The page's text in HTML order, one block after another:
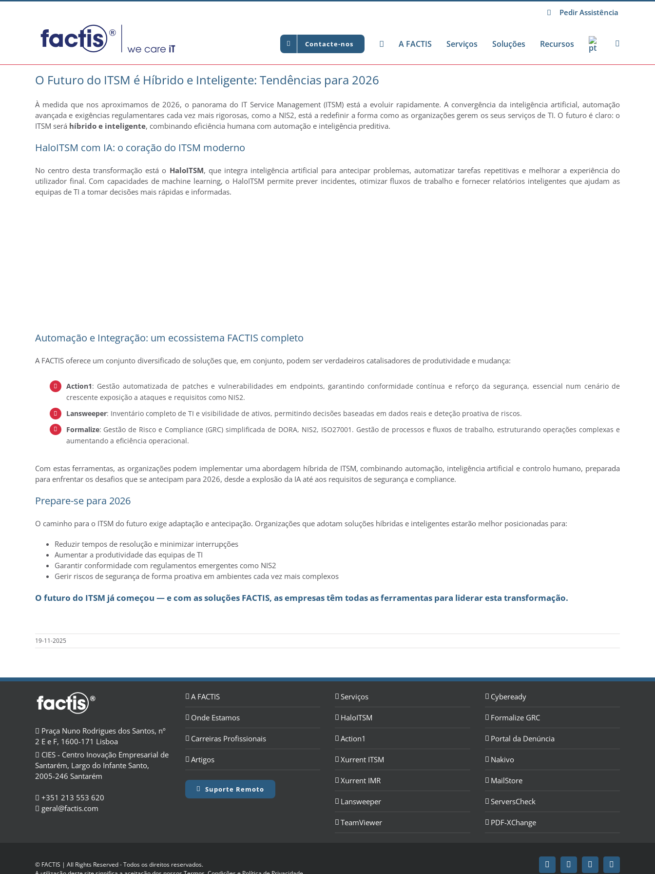
Pedir Assistência
Contacte-nos A FACTIS Serviços Soluções Recursos
O Futuro do ITSM é Híbrido e Inteligente: Tendências para 2026
À medida que nos aproximamos de 2026, o panorama do IT Service Management (ITSM) está a evoluir rapidamente. A convergência da inteligência artificial, automação
avançada e exigências regulamentares cada vez mais rigorosas, como a NIS2, está a redefinir a forma como as organizações gerem os seus serviços de TI. O futuro é claro: o
ITSM será híbrido e inteligente, combinando eficiência humana com automação e inteligência preditiva.
HaloITSM com IA: o coração do ITSM moderno
No centro desta transformação está o HaloITSM, que integra inteligência artificial para antecipar problemas, automatizar tarefas repetitivas e melhorar a experiência do
utilizador final. Com capacidades de machine learning, o HaloITSM permite prever incidentes, otimizar fluxos de trabalho e fornecer relatórios inteligentes que ajudam as
equipas de TI a tomar decisões mais rápidas e informadas.
Automação e Integração: um ecossistema FACTIS completo
A FACTIS oferece um conjunto diversificado de soluções que, em conjunto, podem ser verdadeiros catalisadores de produtividade e mudança:
Action1: Gestão automatizada de patches e vulnerabilidades em endpoints, garantindo conformidade contínua e reforço da segurança, essencial num cenário de
crescente exposição a ataques e requisitos como NIS2.
Lansweeper: Inventário completo de TI e visibilidade de ativos, permitindo decisões baseadas em dados reais e deteção proativa de riscos.
Formalize: Gestão de Risco e Compliance (GRC) simplificada de DORA, NIS2, ISO27001. Gestão de processos e fluxos de trabalho, estruturando operações complexas e
aumentando a eficiência operacional.
Com estas ferramentas, as organizações podem implementar uma abordagem híbrida de ITSM, combinando automação, inteligência artificial e controlo humano, preparada
para enfrentar os desafios que se antecipam para 2026, desde a explosão da IA até aos requisitos de segurança e compliance.
Prepare-se para 2026
O caminho para o ITSM do futuro exige adaptação e antecipação. Organizações que adotam soluções híbridas e inteligentes estarão melhor posicionadas para:
Reduzir tempos de resolução e minimizar interrupções
Aumentar a produtividade das equipas de TI
Garantir conformidade com regulamentos emergentes como NIS2
Gerir riscos de segurança de forma proativa em ambientes cada vez mais complexos
O futuro do ITSM já começou — e com as soluções FACTIS, as empresas têm todas as ferramentas para liderar esta transformação.
19-11-2025
Praça Nuno Rodrigues dos Santos, nº
2 E e F, 1600-171 Lisboa
CIES - Centro Inovação Empresarial de
Santarém, Largo do Infante Santo,
2005-246 Santarém
+351 213 553 620
geral@factis.com
A FACTIS
Onde Estamos
Carreiras Profissionais
Artigos
Suporte Remoto
Serviços
HaloITSM
Action1
Xurrent ITSM
Xurrent IMR
Lansweeper
TeamViewer
Cybeready
Formalize GRC
Portal da Denúncia
Nakivo
MailStore
ServersCheck
PDF-XChange
© FACTIS | All Rights Reserved - Todos os direitos reservados.
FacebookLinkedInYouTubeEmail